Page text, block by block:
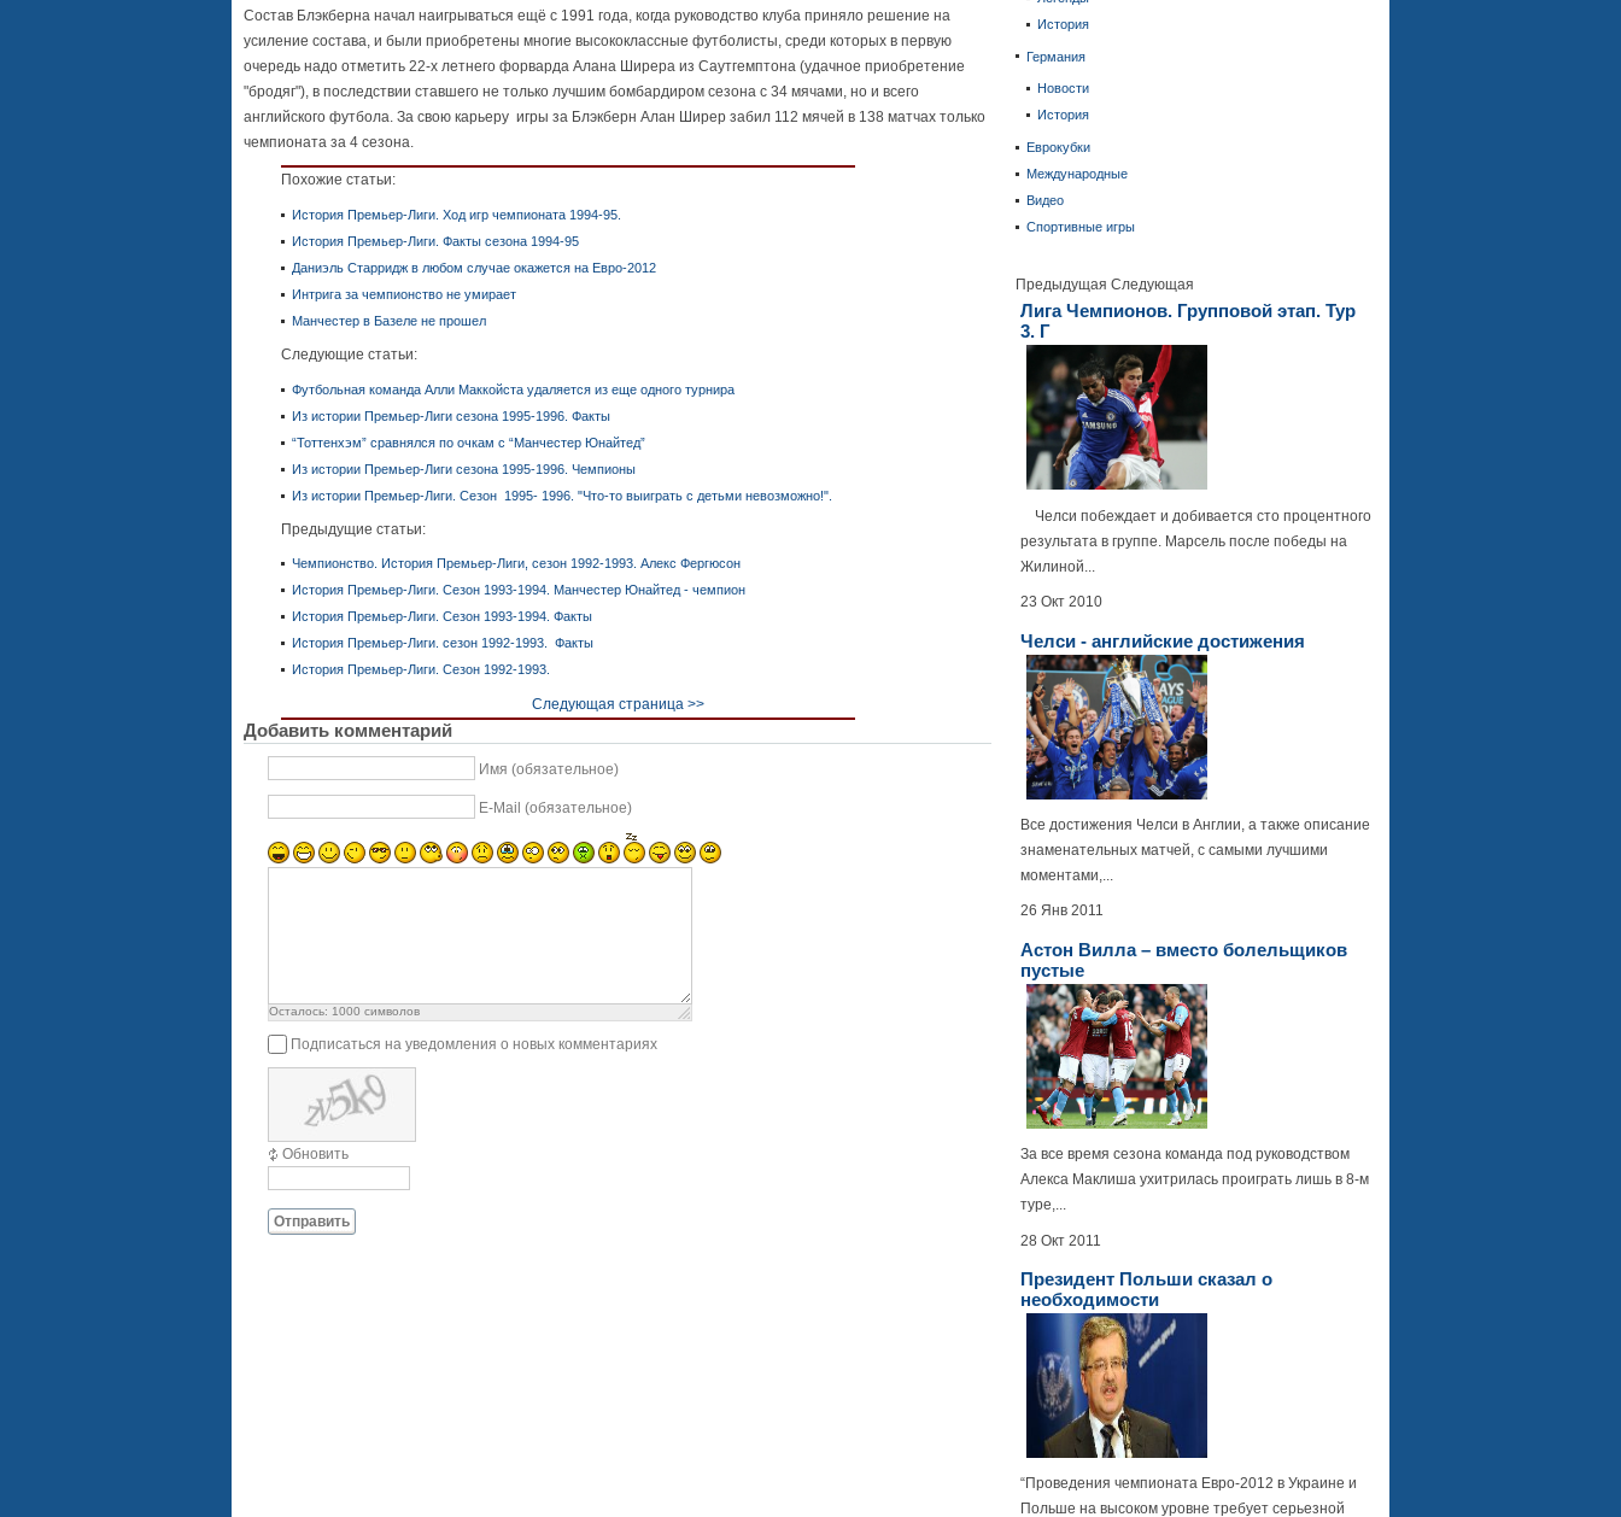
История
Германия
Новости
История
Еврокубки
Международные
Видео
Спортивные игры
Предыдущая Следующая
Лига Чемпионов. Групповой этап. Тур
3. Г
Челси побеждает и добивается сто процентного
результата в группе. Марсель после победы на
Жилиной...
23 Окт 2010
Челси - английские достижения
Все достижения Челси в Англии, а также описание
знаменательных матчей, с самыми лучшими
моментами,...
26 Янв 2011
Астон Вилла – вместо болельщиков
пустые
За все время сезона команда под руководством
Алекса Маклиша ухитрилась проиграть лишь в 8-м
туре,...
28 Окт 2011
Президент Польши сказал о
необходимости
“Проведения чемпионата Евро-2012 в Украине и
Польше на высоком уровне требует серьезной
Состав Блэкберна начал наигрываться ещё с 1991 года, когда руководство клуба приняло решение на
усиление состава, и были приобретены многие высококлассные футболисты, среди которых в первую
очередь надо отметить 22-х летнего форварда Алана Ширера из Саутгемптона (удачное приобретение
"бродяг"), в последствии ставшего не только лучшим бомбардиром сезона с 34 мячами, но и всего
английского футбола. За свою карьеру игры за Блэкберн Алан Ширер забил 112 мячей в 138 матчах только
чемпионата за 4 сезона.
Похожие статьи:
История Премьер-Лиги. Ход игр чемпионата 1994-95.
История Премьер-Лиги. Факты сезона 1994-95
Даниэль Старридж в любом случае окажется на Евро-2012
Интрига за чемпионство не умирает
Манчестер в Базеле не прошел
Следующие статьи:
Футбольная команда Алли Маккойста удаляется из еще одного турнира
Из истории Премьер-Лиги сезона 1995-1996. Факты
“Тоттенхэм” сравнялся по очкам с “Манчестер Юнайтед”
Из истории Премьер-Лиги сезона 1995-1996. Чемпионы
Из истории Премьер-Лиги. Сезон 1995- 1996. "Что-то выиграть с детьми невозможно!".
Предыдущие статьи:
Чемпионство. История Премьер-Лиги, сезон 1992-1993. Алекс Фергюсон
История Премьер-Лиги. Сезон 1993-1994. Манчестер Юнайтед - чемпион
История Премьер-Лиги. Сезон 1993-1994. Факты
История Премьер-Лиги. сезон 1992-1993. Факты
История Премьер-Лиги. Сезон 1992-1993.
Следующая страница >>
Добавить комментарий
Имя (обязательное)
E-Mail (обязательное)
Осталось: 1000 символов
Подписаться на уведомления о новых комментариях
Обновить
Отправить